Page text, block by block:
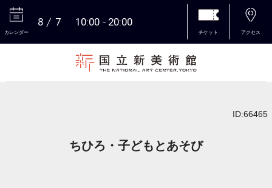
カレンダー
8 7 10:00 20:00
チケット アクセス
ID:66465
ちひろ・子どもとあそび